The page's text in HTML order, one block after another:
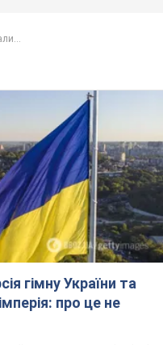
гімну України та
про це не
куплет та приспів пісні
53: що
вони
про